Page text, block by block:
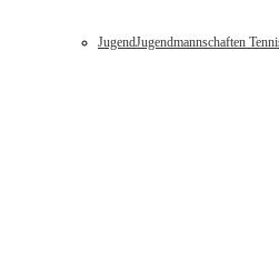
JugendJugendmannschaften